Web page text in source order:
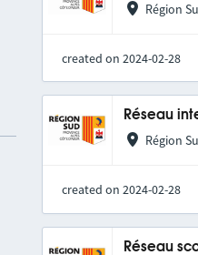
Région
created on 2024-02-28
Réseau
Région
created on 2024-02-28
Réseau